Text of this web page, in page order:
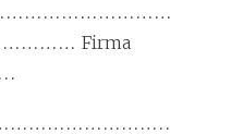
Firma